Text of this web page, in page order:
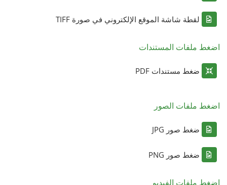
لقطة شاشة الموقع الإلكتروني في صورة TIFF
اضغط ملفات المستندات
ضغط مستندات PDF
اضغط ملفات الصور
ضغط صور JPG
ضغط صور PNG
اضغط ملفات الفيديو